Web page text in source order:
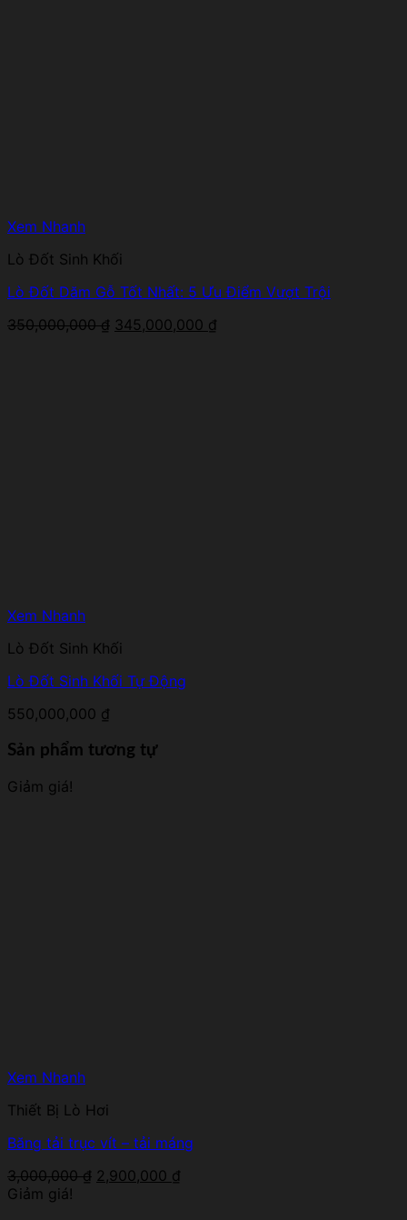
Xem Nhanh
Lò Đốt Sinh Khối
Lò Đốt Dăm Gỗ Tốt Nhất: 5 Ưu Điểm Vượt Trội
350,000,000₫ Giá
345,000,000 ₫
Xem Nhanh
Lò Đốt Sinh Khối
Lò Đốt Sinh Khối Tự Động
550,000,000 ₫
Sản phẩm tương tự
Giảm giá!
Xem Nhanh
Thiết Bị Lò Hơi
Băng tải trục vít – tải máng
3,000,000₫ Giá
2,900,000 ₫
Giảm giá!